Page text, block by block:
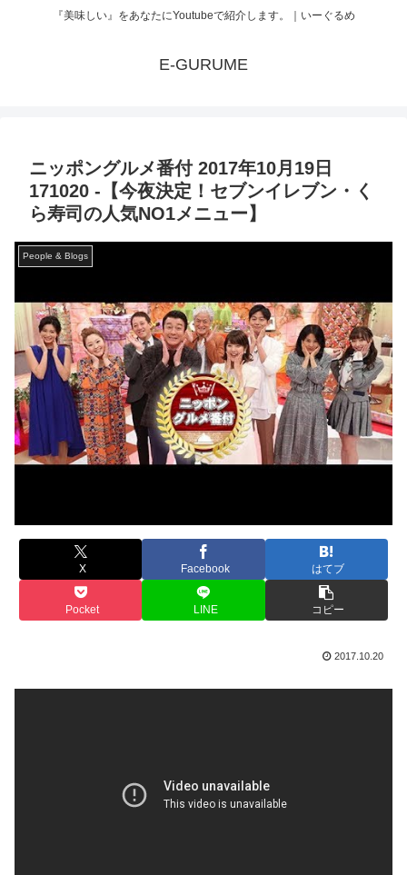
『美味しい』をあなたにYoutubeで紹介します。｜いーぐるめ
E-GURUME
ニッポングルメ番付 2017年10月19日
171020 -【今夜決定！セブンイレブン・く
ら寿司の人気NO1メニュー】
People & Blogs
X Facebook はてブ
Pocket LINE コピー
2017.10.20